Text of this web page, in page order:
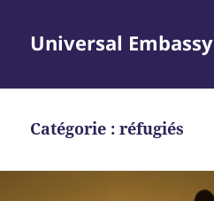
Universal Embassy
Catégorie :réfugiés